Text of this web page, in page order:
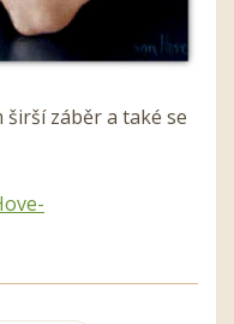
širší záběr a také se